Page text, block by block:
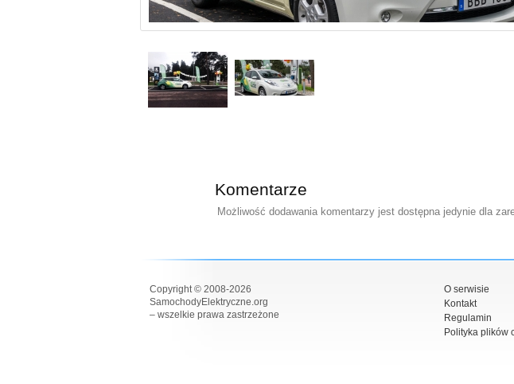
Komentarze
Możliwość dodawania komentarzy jest dostępna jedynie dla
Copyright © 2008-2026
SamochodyElektryczne.org
– wszelkie prawa zastrzeżone
O serwisie
Kontakt
Regulamin
Polityka plików